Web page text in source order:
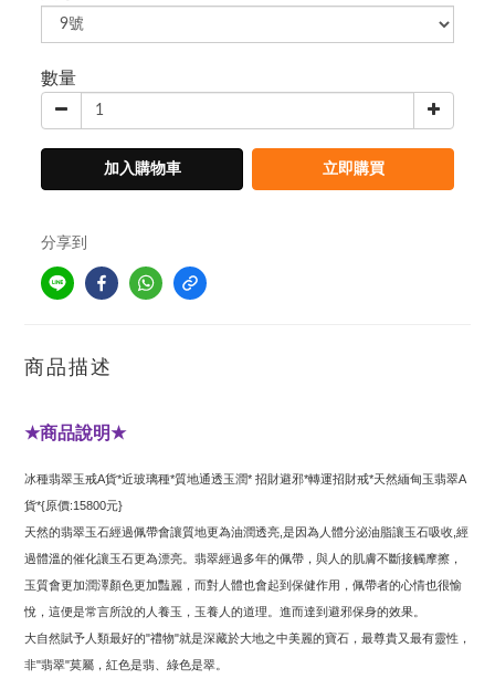
數量
加入購物車 立即購買
分享到
商品描述
★商品說明★
冰種翡翠玉戒A貨*近玻璃種*質地通透玉潤* 招財避邪*轉運招財戒*天然緬甸玉翡翠A
貨*{原價:15800元}
天然的翡翠玉石經過佩帶會讓質地更為油潤透亮 是因為人體分泌油脂讓玉石吸收 經
過體溫的催化讓玉石更為漂亮。翡翠經過多年的佩帶，與人的肌膚不斷接觸摩擦，
玉質會更加潤澤顏色更加豔麗，而對人體也會起到保健作用，佩帶者的心情也很愉
悅，這便是常言所說的人養玉，玉養人的道理。進而達到避邪保身的效果。
大自然賦予人類最好的"禮物"就是深藏於大地之中美麗的寶石，最尊貴又最有靈性，
非"翡翠"莫屬，紅色是翡、綠色是翠。